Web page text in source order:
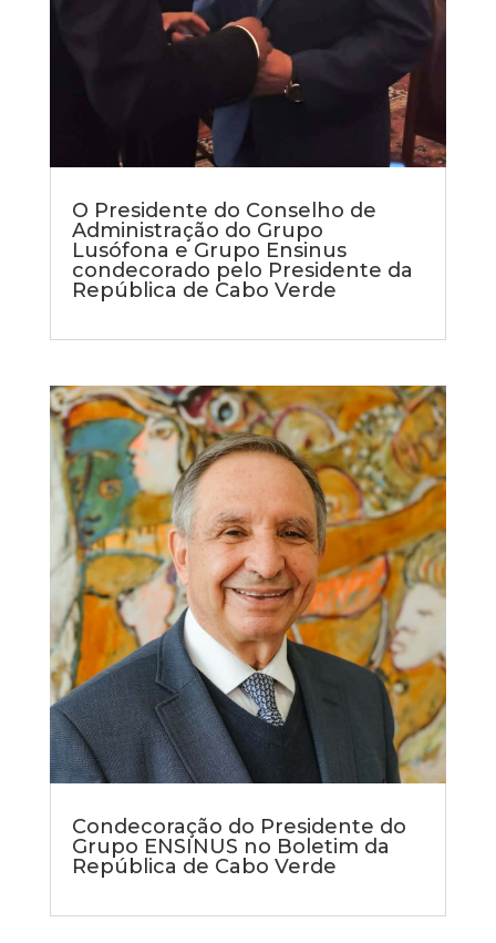
O Presidente do Conselho de
Administração do Grupo
Lusófona e Grupo Ensinus
condecorado pelo Presidente da
República de Cabo Verde
Condecoração do Presidente do
Grupo ENSINUS no Boletim da
República de Cabo Verde